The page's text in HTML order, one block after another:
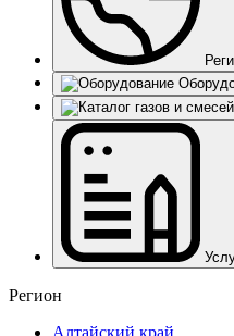
Регион
Алтайский край